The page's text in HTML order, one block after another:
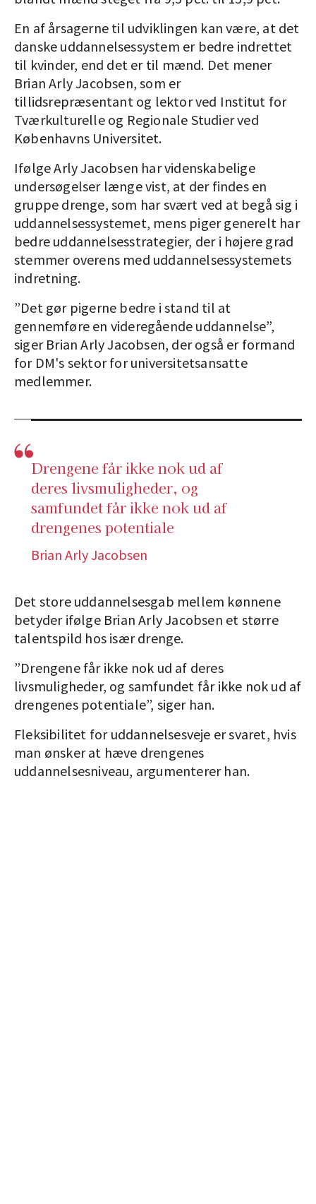
En af årsagerne til udviklingen kan være, at det
danske uddannelsessystem er bedre indrettet
til kvinder, end det er til mænd. Det mener
Brian Arly Jacobsen, som er
tillidsrepræsentant og lektor ved Institut for
Tværkulturelle og Regionale Studier ved
Københavns Universitet.
Ifølge Arly Jacobsen har videnskabelige
undersøgelser længe vist, at der findes en
gruppe drenge, som har svært ved at begå sig i
uddannelsessystemet, mens piger generelt har
bedre uddannelsesstrategier, der i højere grad
stemmer overens med uddannelsessystemets
indretning.
”Det gør pigerne bedre i stand til at
gennemføre en videregående uddannelse”,
siger Brian Arly Jacobsen, der også er formand
for DM's sektor for universitetsansatte
medlemmer.
Drengene får ikke nok ud af
deres livsmuligheder, og
samfundet får ikke nok ud af
drengenes potentiale
Brian Arly Jacobsen
Det store uddannelsesgab mellem kønnene
betyder ifølge Brian Arly Jacobsen et større
talentspild hos især drenge.
”Drengene får ikke nok ud af deres
livsmuligheder, og samfundet får ikke nok ud af
drengenes potentiale”, siger han.
Fleksibilitet for uddannelsesveje er svaret, hvis
man ønsker at hæve drengenes
uddannelsesniveau, argumenterer han.